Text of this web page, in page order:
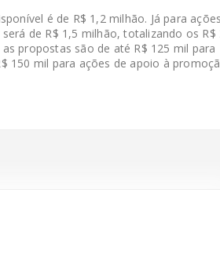
é de R$ 1,2 milhão. Já para ações
de R$ 1,5 milhão, totalizando os R$
propostas são de até R$ 125 mil para
150 mil para ações de apoio à